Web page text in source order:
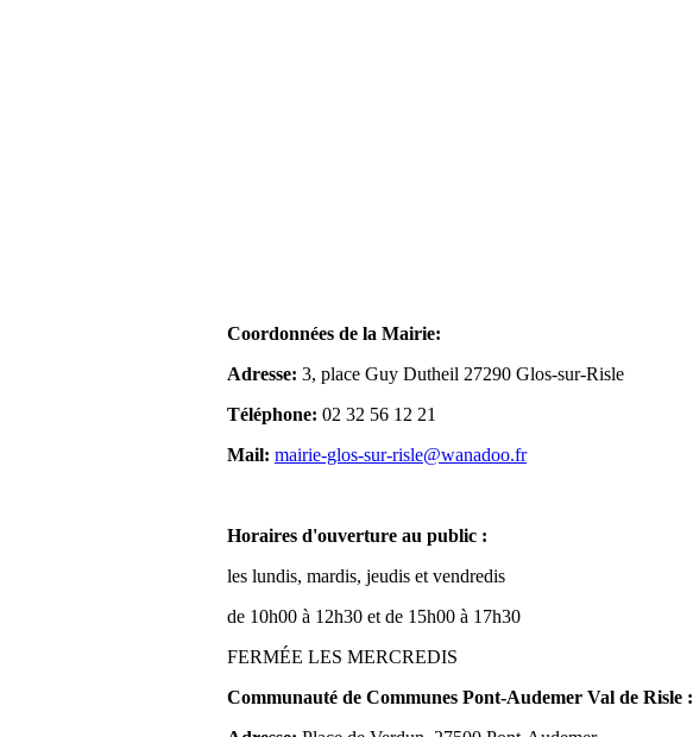
Coordonnées de la Mairie:
Adresse: 3, place Guy Dutheil 27290 Glos-sur-Risle
Téléphone: 02 32 56 12 21
Mail: mairie-glos-sur-risle@wanadoo.fr
Horaires d'ouverture au public :
les lundis, mardis, jeudis et vendredis
de 10h00 à 12h30 et de 15h00 à 17h30
FERMÉE LES MERCREDIS
Communauté de Communes Pont-Audemer Val de Risle :